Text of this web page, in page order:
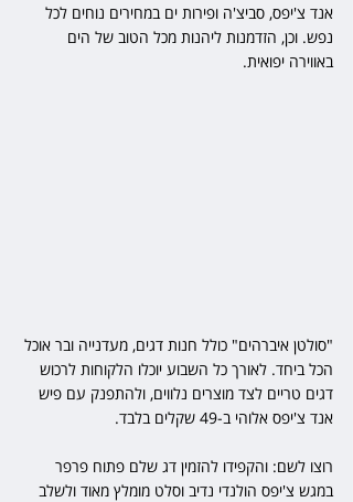
אנד צ'יפס, סביצ'ה ופירות ים במחירים נוחים לכל
נפש. וכן, הזדמנות ליהנות מכל הטוב של הים
באווירה יפואית.
"סולטן איברהים" כולל חנות דגים, מעדנייה ובר אוכל
הכל ביחד. לאורך כל השבוע יוכלו הלקוחות לרכוש
דגים טריים לצד מוצרים נלווים, ולהתפנק עם פיש
אנד צ'יפס אלוהי ב-49 שקלים בלבד.
רוצו לשם: והקפידו להזמין דג שלם פתוח פרפר
במגש צ'יפס הולנדי נדיב וסלט מומלץ מאוד ולשלב